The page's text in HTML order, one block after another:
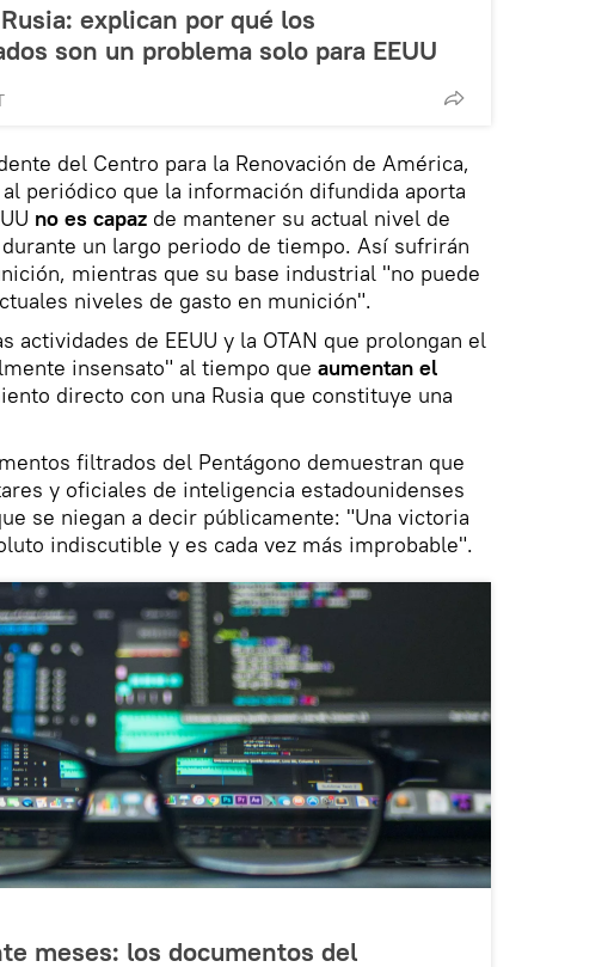
explican por qué los
son un problema solo para EEUU
del Centro para la Renovación de América,
al periódico que la información difundida aporta
no es capaz de mantener su actual nivel de
un largo periodo de tiempo. Así sufrirán
mientras que su base industrial "no puede
niveles de gasto en munición".
actividades de EEUU y la OTAN que prolongan el
insensato" al tiempo que aumentan el
directo con una Rusia que constituye una
filtrados del Pentágono demuestran que
y oficiales de inteligencia estadounidenses
se niegan a decir públicamente: "Una victoria
indiscutible y es cada vez más improbable".
meses: los documentos del